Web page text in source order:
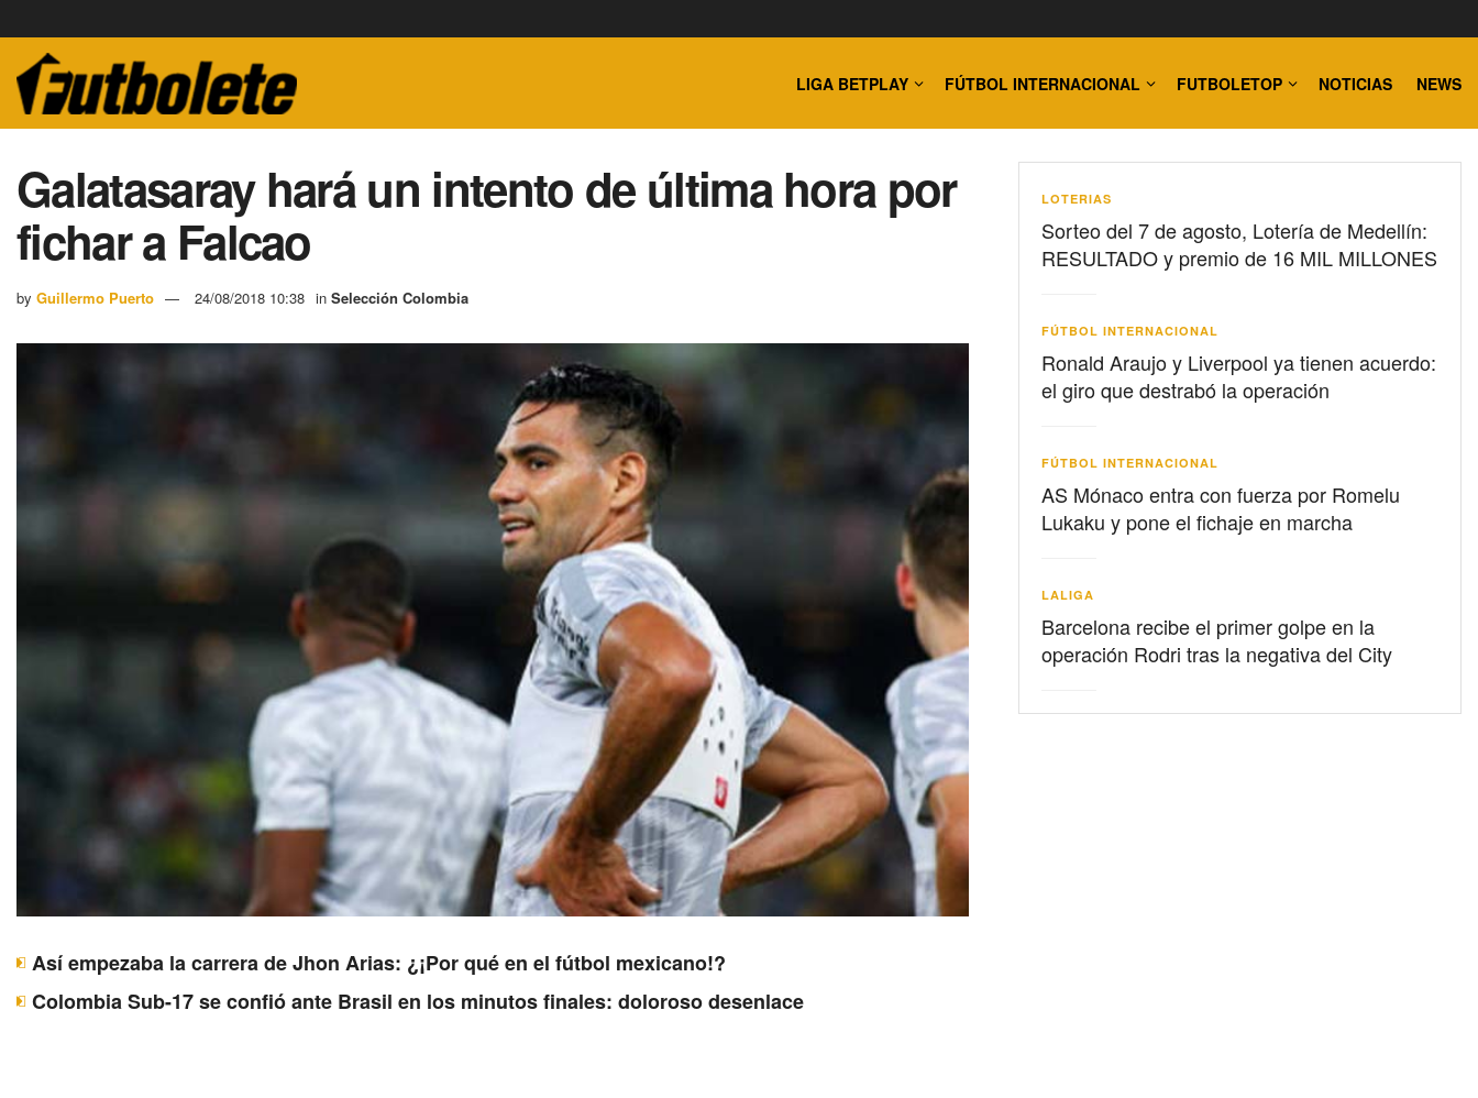
LIGA BETPLAY FÚTBOL INTERNACIONAL FUTBOLETOP NOTICIAS NEWS
Galatasaray hará un intento de última hora por
fichar a Falcao
by Guillermo Puerto 24/08/2018 10:38 in Selección Colombia
Así empezaba la carrera de Jhon Arias: ¿¡Por qué en el fútbol mexicano!?
Colombia Sub-17 se confió ante Brasil en los minutos finales: doloroso desenlace
LOTERIAS
Sorteo del 7 de agosto, Lotería de Medellín:
RESULTADO y premio de 16 MIL MILLONES
FÚTBOL INTERNACIONAL
Ronald Araujo y Liverpool ya tienen acuerdo:
el giro que destrabó la operación
FÚTBOL INTERNACIONAL
AS Mónaco entra con fuerza por Romelu
Lukaku y pone el fichaje en marcha
LALIGA
Barcelona recibe el primer golpe en la
operación Rodri tras la negativa del City